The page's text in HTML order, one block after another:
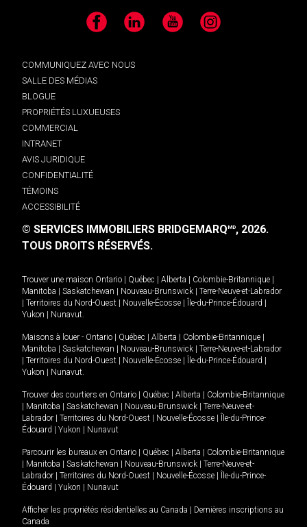
Facebook LinkedIn YouTube Instagram
COMMUNIQUEZ AVEC NOUS
SALLE DES MÉDIAS
BLOGUE
PROPRIÉTÉS LUXUEUSES
COMMERCIAL
INTRANET
AVIS JURIDIQUE
CONFIDENTIALITÉ
TÉMOINS
ACCESSIBILITÉ
© SERVICES IMMOBILIERS BRIDGEMARQMD, 2026.
TOUS DROITS RÉSERVÉS.
Trouver une maison Ontario | Québec | Alberta | Colombie-Britannique |
Manitoba | Saskatchewan | Nouveau-Brunswick | Terre-Neuve-et-Labrador
| Territoires du Nord-Ouest | Nouvelle-Écosse | Île-du-Prince-Édouard |
Yukon | Nunavut
Maisons à louer - Ontario | Québec | Alberta | Colombie-Britannique |
Manitoba | Saskatchewan | Nouveau-Brunswick | Terre-Neuve-et-Labrador
| Territoires du Nord-Ouest | Nouvelle-Écosse | Île-du-Prince-Édouard |
Yukon | Nunavut
Trouver des courtiers en Ontario | Québec | Alberta | Colombie-Britannique
| Manitoba | Saskatchewan | Nouveau-Brunswick | Terre-Neuve-et-
Labrador | Territoires du Nord-Ouest | Nouvelle-Écosse | Île-du-Prince-
Édouard | Yukon | Nunavut
Parcourir les bureaux en Ontario | Québec | Alberta | Colombie-Britannique
| Manitoba | Saskatchewan | Nouveau-Brunswick | Terre-Neuve-et-
Labrador | Territoires du Nord-Ouest | Nouvelle-Écosse | Île-du-Prince-
Édouard | Yukon | Nunavut
Afficher les propriétés résidentielles au Canada | Dernières inscriptions au
Canada